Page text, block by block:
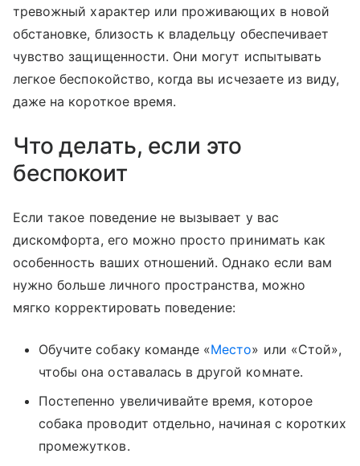
тревожный характер или проживающих в новой
обстановке, близость к владельцу обеспечивает
чувство защищенности. Они могут испытывать
легкое беспокойство, когда вы исчезаете из виду,
даже на короткое время.
Что делать, если это
беспокоит
Если такое поведение не вызывает у вас
дискомфорта, его можно просто принимать как
особенность ваших отношений. Однако если вам
нужно больше личного пространства, можно
мягко корректировать поведение:
Обучите собаку команде «Место» или «Стой»,
чтобы она оставалась в другой комнате.
Постепенно увеличивайте время, которое
собака проводит отдельно, начиная с коротких
промежутков.